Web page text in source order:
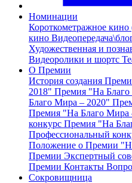
Номинации
Короткометражное кино
кино
Художественная и
Видеоролики и шортс
О Премии
История создания
2018" Премия "На
Благо Мира – 2020"
Премия "На Благо Мира
конкурс Премия "На
Профессиональный
Положение о Премии
Премии Экспертный
Премии Контакты
Сокровищница